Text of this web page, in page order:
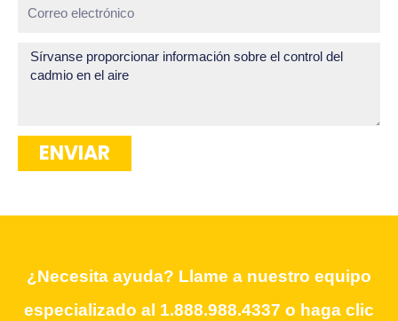
¿Cómo
podemos
ENVIAR
¿Necesita ayuda? Llame a nuestro equipo
especializado al 1.888.988.4337 o haga clic
Need Assistance? Call our dedicated
team at 1.888.988.4337 or click here to